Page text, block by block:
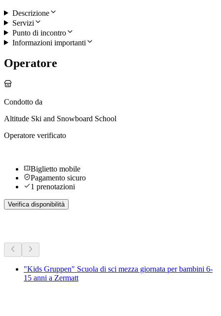
Descrizione
Servizi
Punto di incontro
Informazioni importanti
Operatore
Condotto da
Altitude Ski and Snowboard School
Operatore verificato
Biglietto mobile
Pagamento sicuro
1 prenotazioni
Verifica disponibilità
"Kids Gruppen" Scuola di sci mezza giornata per bambini 6-
15 anni a Zermatt